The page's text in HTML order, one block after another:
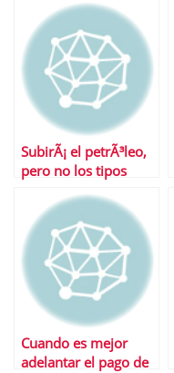
SubirÃ¡ el petrÃ³leo,
pero no los tipos
Cuando es mejor
adelantar el pago de